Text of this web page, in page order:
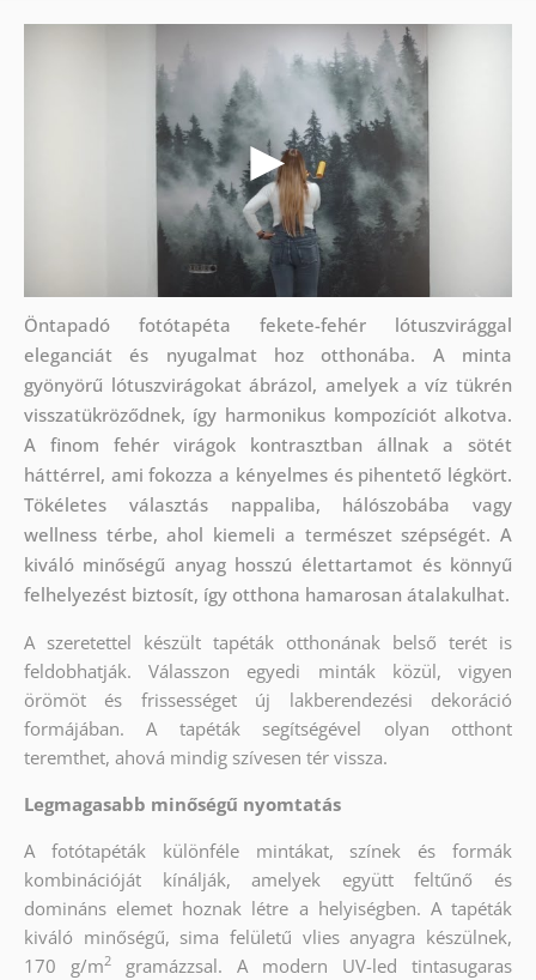
Öntapadó fotótapéta fekete-fehér lótuszvirággal
eleganciát és nyugalmat hoz otthonába. A minta
gyönyörű lótuszvirágokat ábrázol, amelyek a víz tükrén
visszatükröződnek, így harmonikus kompozíciót alkotva.
A finom fehér virágok kontrasztban állnak a sötét
háttérrel, ami fokozza a kényelmes és pihentető légkört.
Tökéletes választás nappaliba, hálószobába vagy
wellness térbe, ahol kiemeli a természet szépségét. A
kiváló minőségű anyag hosszú élettartamot és könnyű
felhelyezést biztosít, így otthona hamarosan átalakulhat.
A szeretettel készült tapéták otthonának belső terét is
feldobhatják. Válasszon egyedi minták közül, vigyen
örömöt és frissességet új lakberendezési dekoráció
formájában. A tapéták segítségével olyan otthont
teremthet, ahová mindig szívesen tér vissza.
Legmagasabb minőségű nyomtatás
A fotótapéták különféle mintákat, színek és formák
kombinációját kínálják, amelyek együtt feltűnő és
domináns elemet hoznak létre a helyiségben. A tapéták
kiváló minőségű, sima felületű vlies anyagra készülnek,
170 g/m2
gramázzsal. A modern UV-led tintasugaras